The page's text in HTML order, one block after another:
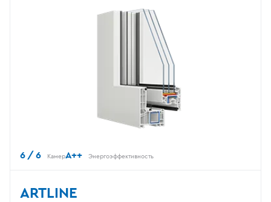
6 / 6 КамерA++ Энергоэффективность
ARTLINE